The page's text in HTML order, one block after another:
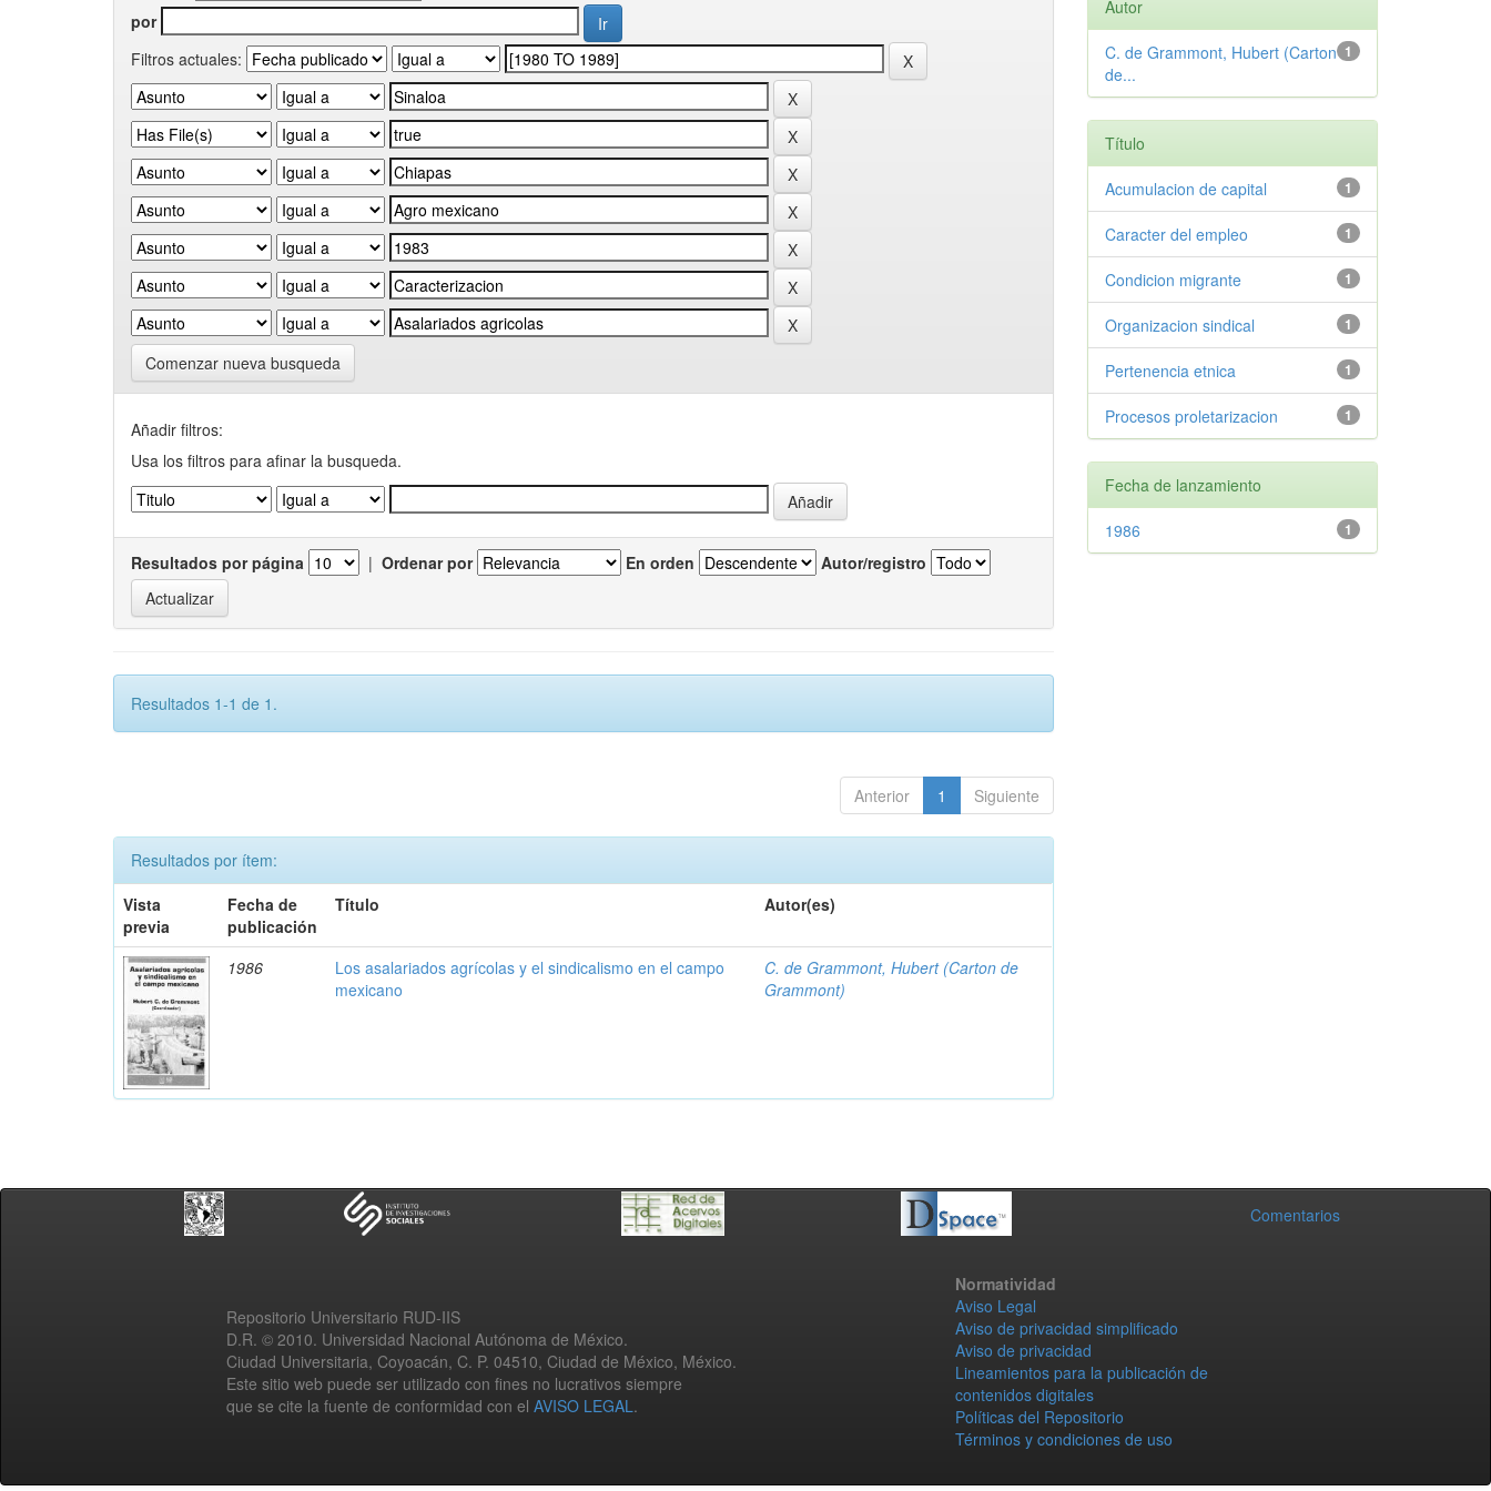
por
Filtros actuales:
Comenzar nueva busqueda
Añadir filtros:
Usa los filtros para afinar la busqueda.
Resultados por página | Ordenar por En orden Autor/registro
Resultados 1-1 de 1.
Anterior 1 Siguiente
Resultados por ítem:
Vista
previa
Fecha de
publicación
Título Autor(es)
1986
Los asalariados agrícolas y el sindicalismo en el campo
mexicano
C. de Grammont, Hubert (Carton de
Grammont)
Autor
1
C. de Grammont, Hubert (Carton
de...
Título
1
Acumulacion de capital
1
Caracter del empleo
1
Condicion migrante
1
Organizacion sindical
1
Pertenencia etnica
1
Procesos proletarizacion
Fecha de lanzamiento
1
1986
Comentarios
Repositorio Universitario RUD-IIS
D.R. © 2010. Universidad Nacional Autónoma de México.
Ciudad Universitaria, Coyoacán, C. P. 04510, Ciudad de México, México.
Este sitio web puede ser utilizado con fines no lucrativos siempre
que se cite la fuente de conformidad con el AVISO LEGAL.
Normatividad
Aviso Legal
Aviso de privacidad simplificado
Aviso de privacidad
Lineamientos para la publicación de
contenidos digitales
Políticas del Repositorio
Términos y condiciones de uso